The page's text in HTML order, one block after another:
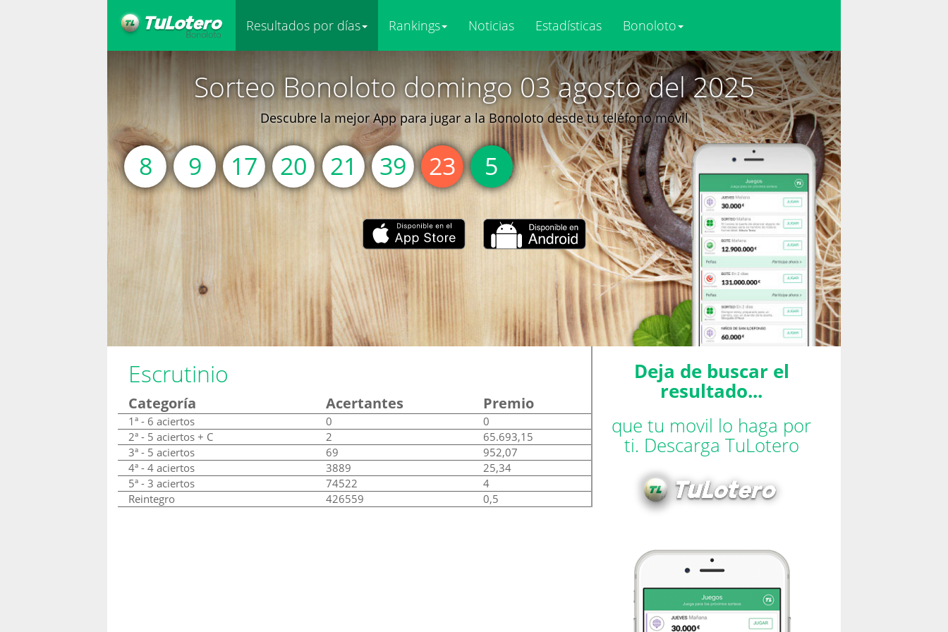
Resultados por días Rankings Noticias Estadísticas Bonoloto
Sorteo Bonoloto domingo 03 agosto del 2025
Descubre la mejor App para jugar a la Bonoloto desde tu teléfono móvil
8 9 17 20 21 39 23 5
Escrutinio
Categoría Acertantes Premio
1ª - 6 aciertos 0
0
2ª - 5 aciertos + C
2
65.693,15
3ª - 5 aciertos
69
952,07
4ª - 4 aciertos
3889
25,34
5ª - 3 aciertos
74522
4
Reintegro
426559 0,5
Deja de buscar el
resultado...
que tu movil lo haga por
ti. Descarga TuLotero